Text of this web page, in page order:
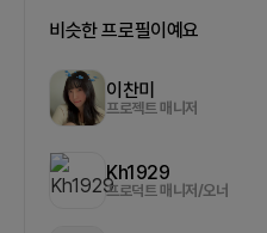
비슷한 프로필이예요
이찬미
프로젝트 매니저
Kh1929
프로덕트 매니저/오너